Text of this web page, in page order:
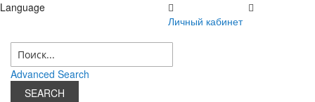
Language
Личный кабинет
Advanced Search
SEARCH